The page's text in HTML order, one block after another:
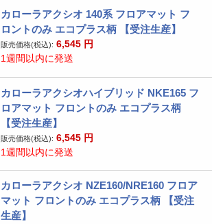
カローラアクシオ 140系 フロアマット フ
ロントのみ エコプラス柄 【受注生産】
販売価格(税込): 6,545 円
1週間以内に発送
カローラアクシオハイブリッド NKE165 フ
ロアマット フロントのみ エコプラス柄
【受注生産】
販売価格(税込): 6,545 円
1週間以内に発送
カローラアクシオ NZE160/NRE160 フロア
マット フロントのみ エコプラス柄 【受注
生産】